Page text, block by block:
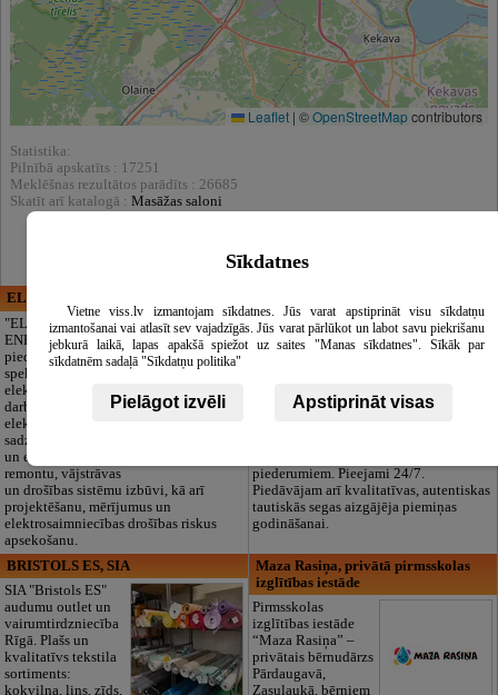
Leaflet | ©OpenStreetMapcontributors
Statistika:
Pilnībā apskatīts : 17251
Meklēšnas rezultātos parādīts : 26685
Skatīt arī katalogā : Masāžas saloni
ELECTRIC ENERGY
"ELECTRIC
ENERGY Kandava"
piedāvā pilna
spektra
elektromontāžas
darbus,
elektroinstalācijas,
sadzīves tehnikas
un elektronikas
remontu, vājstrāvas
un drošības sistēmu izbūvi, kā arī
projektēšanu, mērījumus un
elektrosaimniecības drošības riskus
apsekošanu.
PAKALPOJUMI, SIA
Cieņpilnas atvadas
pilnas bēru
piederumiem. Pieejami 24/7.
Piedāvājam arī kvalitatīvas, autentiskas
tautiskās segas aizgājēja piemiņas
godināšanai.
BRISTOLS ES, SIA
SIA "Bristols ES"
audumu outlet un
vairumtirdzniecība
Rīgā. Plašs un
kvalitatīvs tekstila
sortiments:
kokvilna, lins, zīds,
Maza Rasiņa, privātā pirmsskolas
izglītības iestāde
Pirmsskolas
izglītības iestāde
“Maza Rasiņa” –
privātais bērnudārzs
Pārdaugavā,
Zasulaukā, bērniem
Sīkdatnes
Vietne viss.lv izmantojam sīkdatnes. Jūs varat apstiprināt visu sīkdatņu
izmantošanai vai atlasīt sev vajadzīgās. Jūs varat pārlūkot un labot savu piekrišanu
jebkurā laikā, lapas apakšā spiežot uz saites "Manas sīkdatnes". Sīkāk par
sīkdatnēm sadaļā "Sīkdatņu politika"
Pielāgot izvēli Apstiprināt visas